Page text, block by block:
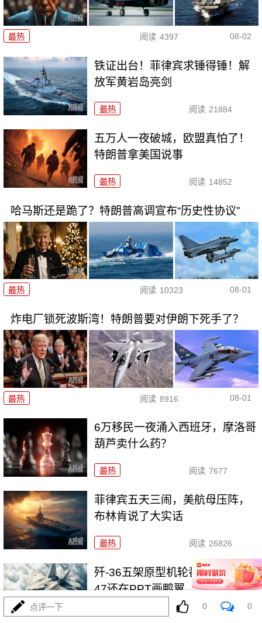
最热 阅读 4397 08-02
铁证出台！菲律宾求锤得锤！解
放军黄岩岛亮剑
最热 阅读 21884
五万人一夜破城，欧盟真怕了！
特朗普拿美国说事
最热 阅读 14852
哈马斯还是跪了？特朗普高调宣布“历史性协议”
最热 阅读 10323 08-01
炸电厂锁死波斯湾！特朗普要对伊朗下死手了？
最热 阅读 8916 08-01
6万移民一夜涌入西班牙，摩洛哥
葫芦卖什么药？
最热 阅读 7677
菲律宾五天三闹，美航母压阵，
布林肯说了大实话
最热 阅读 26826
歼-36五架原型机轮番上天，美F-
47还在PPT画鸭翼
最热
点评一下 0 0